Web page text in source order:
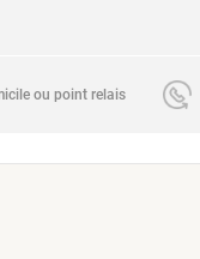
ou point relais